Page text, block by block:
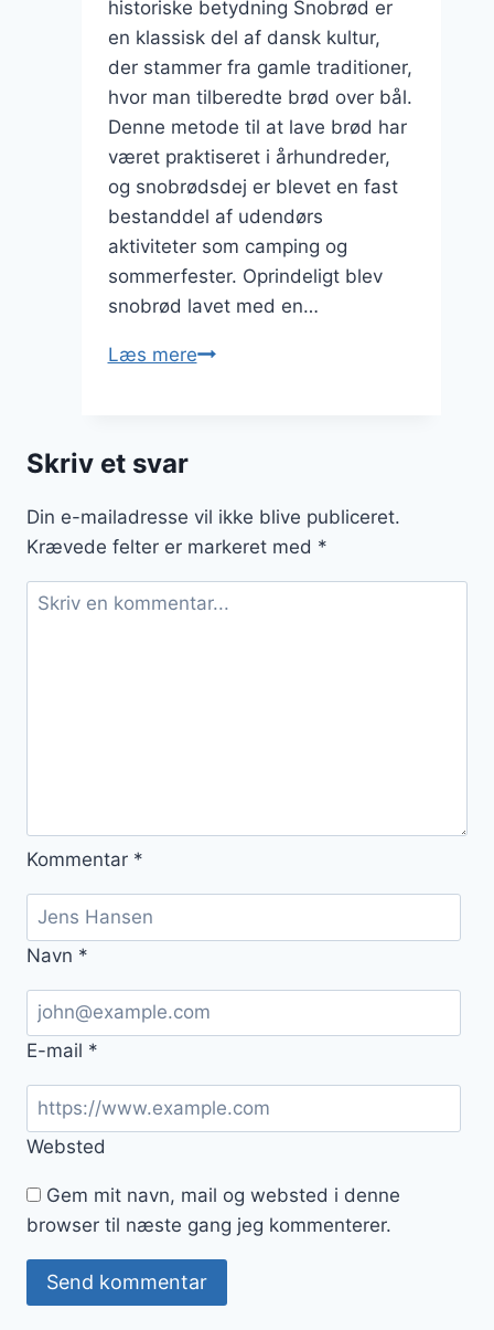
historiske betydning Snobrød er
en klassisk del af dansk kultur,
der stammer fra gamle traditioner,
hvor man tilberedte brød over bål.
Denne metode til at lave brød har
været praktiseret i århundreder,
og snobrødsdej er blevet en fast
bestanddel af udendørs
aktiviteter som camping og
sommerfester. Oprindeligt blev
snobrød lavet med en…
Læs mereSnobrødsdej
Skriv et svar
Din e-mailadresse vil ikke blive publiceret.
Krævede felter er markeret med *
Kommentar *
Navn *
E-mail *
Websted
Gem mit navn, mail og websted i denne
browser til næste gang jeg kommenterer.